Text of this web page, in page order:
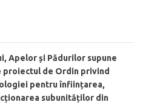
Apelor și Pădurilor supune
proiectul de Ordin privind
pentru înființarea,
subunităților din